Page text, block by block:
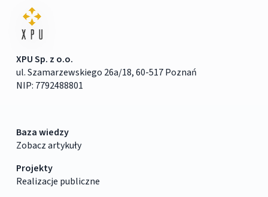
XPU Sp. z o.o.
ul. Szamarzewskiego 26a/18, 60-517 Poznań
NIP: 7792488801
Baza wiedzy
Zobacz artykuły
Projekty
Realizacje publiczne